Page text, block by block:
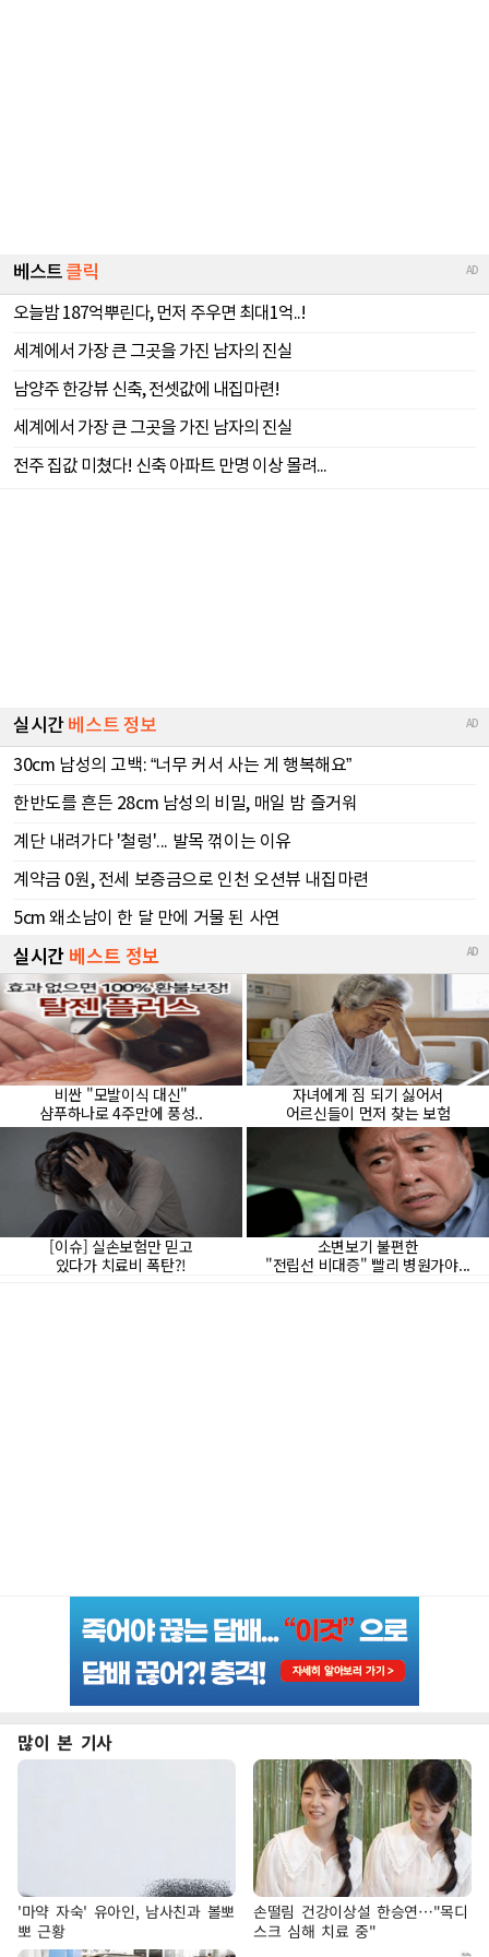
많이 본 기사
'마약 자숙' 유아인, 남사친과 볼뽀
뽀 근황
손떨림 건강이상설 한승연…"목디
스크 심해 치료 중"